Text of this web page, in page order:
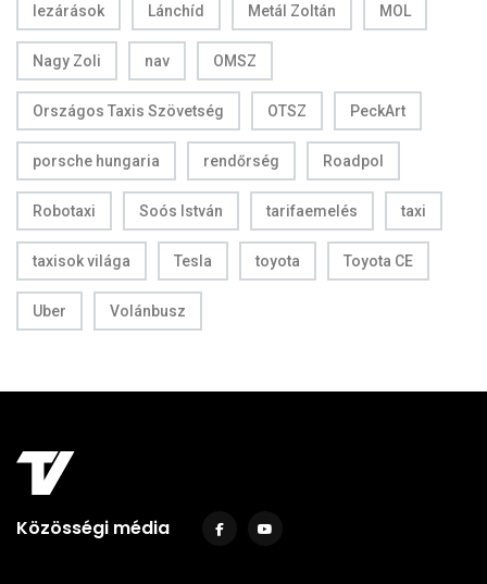
lezárások Lánchíd Metál Zoltán MOL
Nagy Zoli nav OMSZ
Országos Taxis Szövetség OTSZ PeckArt
porsche hungaria rendőrség Roadpol
Robotaxi Soós István tarifaemelés taxi
taxisok világa Tesla toyota Toyota CE
Uber Volánbusz
Közösségi média